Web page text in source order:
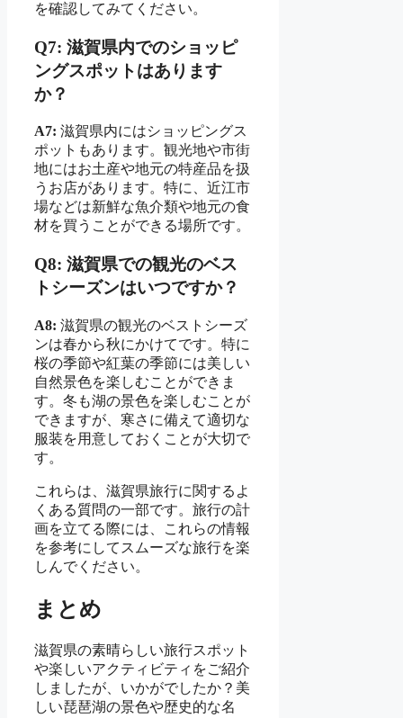
を確認してみてください。
Q7: 滋賀県内でのショッピ
ングスポットはあります
か？
A7: 滋賀県内にはショッピングス
ポットもあります。観光地や市街
地にはお土産や地元の特産品を扱
うお店があります。特に、近江市
場などは新鮮な魚介類や地元の食
材を買うことができる場所です。
Q8: 滋賀県での観光のベス
トシーズンはいつですか？
A8: 滋賀県の観光のベストシーズ
ンは春から秋にかけてです。特に
桜の季節や紅葉の季節には美しい
自然景色を楽しむことができま
す。冬も湖の景色を楽しむことが
できますが、寒さに備えて適切な
服装を用意しておくことが大切で
す。
これらは、滋賀県旅行に関するよ
くある質問の一部です。旅行の計
画を立てる際には、これらの情報
を参考にしてスムーズな旅行を楽
しんでください。
まとめ
滋賀県の素晴らしい旅行スポット
や楽しいアクティビティをご紹介
しましたが、いかがでしたか？美
しい琵琶湖の景色や歴史的な名